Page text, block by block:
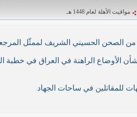
مواقيت الأهلة لعام 1448 هـ
الحسيني الشريف لممثّل المرجعية الدينية العليا
للمقاتلين في ساحات الجهاد